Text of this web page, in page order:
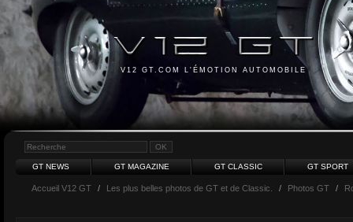
V12 GT.COM L'ÉMOTION AUTOMOBILE
GT NEWS GT MAGAZINE GT CLASSIC GT SPORT
Accueil V12 GT / Les plus belles photos de GT et de Classic. / Photos GT /